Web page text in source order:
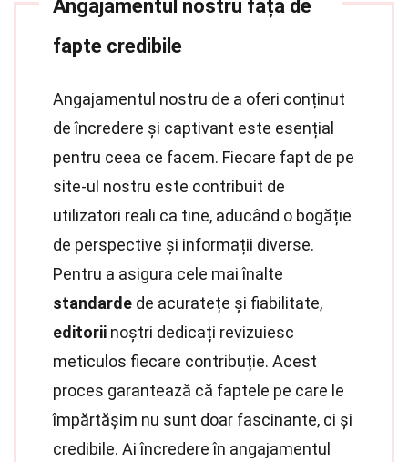
Angajamentul nostru față de
fapte credibile
Angajamentul nostru de a oferi conținut
de încredere și captivant este esențial
pentru ceea ce facem. Fiecare fapt de pe
site-ul nostru este contribuit de
utilizatori reali ca tine, aducând o bogăție
de perspective și informații diverse.
Pentru a asigura cele mai înalte
standarde de acuratețe și fiabilitate,
editorii noștri dedicați revizuiesc
meticulos fiecare contribuție. Acest
proces garantează că faptele pe care le
împărtășim nu sunt doar fascinante, ci și
credibile. Ai încredere în angajamentul